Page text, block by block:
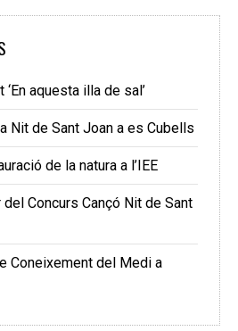
aquesta illa de sal’
Nit de Sant Joan a es Cubells
de la natura a l’IEE
Concurs Cançó Nit de Sant
Coneixement del Medi a